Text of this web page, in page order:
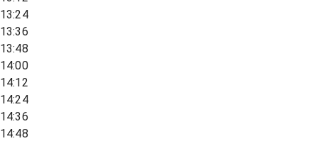
13:24
13:36
13:48
14:00
14:12
14:24
14:36
14:48